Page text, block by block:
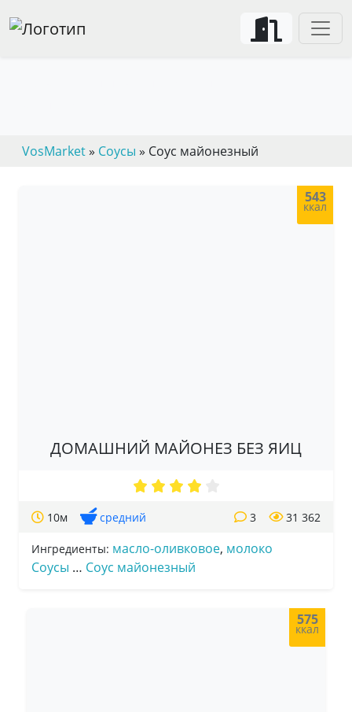
VosMarket» Соусы » Соус майонезный
543
ккал
ДОМАШНИЙ МАЙОНЕЗ БЕЗ ЯИЦ
10м средний 31 362
3
Ингредиенты: масло-оливковое, молоко
Соусы … Соус майонезный
575
ккал